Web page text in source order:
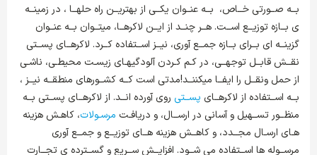
بــه صــورتی خــاص، بــه عنــوان یکــی از بهتریــن راه حلهــا ، در زمینــه
ی بــازه توزیــع اســت. هــر چنــد از ایــن لاکرهــا، میتــوان بــه عنــوان
گزینــه ای بــرای بــازه جمــع آوری، نیــز اســتفاده کــرد. لاکرهــای پســتی
نقــش قابــل توجهــی، در کـم کـردن آلودگیهـای زیسـت محیطـی، ناشـی
از حمل ونقــل را ایفــا میکننــد!مدتی است کــه کشــورهای منطقــه نیــز ،
بــه اســتفاده از لاکرهــای پســتی روی آورده انــد. از لاکرهــای پســتی بــه
منظــور تســهیل و آسانی در ارســال، و دریافـت مرسـولات، کاهـش هزینه
هـای ارسـال مجــدد، و کاهــش هزینه هــای توزیــع و جمــع آوری
مرســوله ها اســتفاده می شــود. افزایــش ســریع و گســترده ی تجــارت